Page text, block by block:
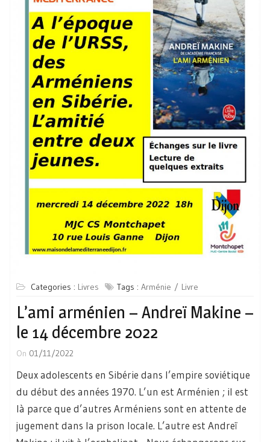
Categories : Livres Tags : Arménie Livre
L’ami arménien – Andreï Makine –
le 14 décembre 2022
On 01/11/2022
Deux adolescents en Sibérie dans l’empire soviétique
du début des années 1970. L’un est Arménien ; il est
là parce que d’autres Arméniens sont en attente de
jugement dans la prison locale. L’autre est Andreï